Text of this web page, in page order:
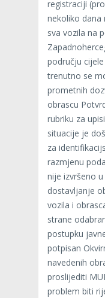
registraciji
nekoliko dana
sva vozila na
području
trenutno se
prometnih
obrascu
rubriku za
situacije je
za
razmjenu
nije izvršeno
dostavljanje
vozila i
strane
postupku
potpisan
navedenih
proslijediti
problem biti